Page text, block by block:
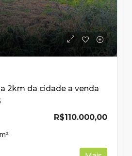
2km da cidade a venda
R$110.000,00
m²